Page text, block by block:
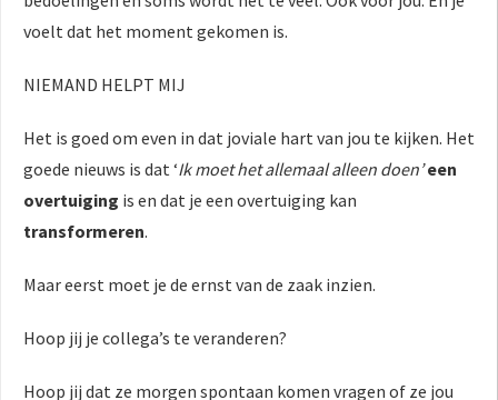
voelt dat het moment gekomen is.
NIEMAND HELPT MIJ
Het is goed om even in dat joviale hart van jou te kijken. Het
goede nieuws is dat ‘Ik moet het allemaal alleen doen’ een
overtuiging is en dat je een overtuiging kan
transformeren.
Maar eerst moet je de ernst van de zaak inzien.
Hoop jij je collega’s te veranderen?
Hoop jij dat ze morgen spontaan komen vragen of ze jou